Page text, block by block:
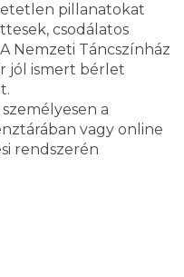
pillanatokat
csodálatos
Nemzeti Táncszínház
jól ismert bérlet
a
vagy online
rendszerén